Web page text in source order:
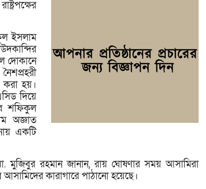
ইসলাম
দোকানে
করা হয়।
দিয়ে
শফিকুল
অজ্ঞাত
একটি
মুজিবুর রহমান জানান, রায় ঘোষণার সময় আসামিরা
কারাগারে পাঠানো হয়েছে।